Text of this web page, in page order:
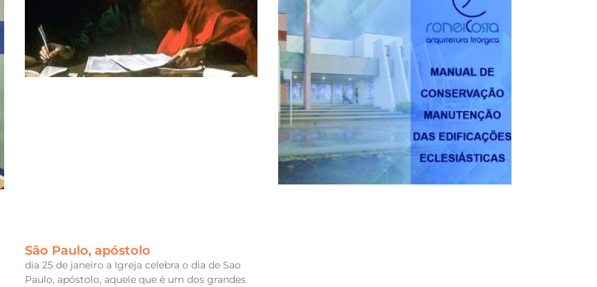
São Paulo, apóstolo
dia 25 de janeiro a Igreja celebra o dia de Sao
Paulo, apóstolo, aquele que é um dos grandes